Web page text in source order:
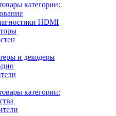
категории:
HDMI
и декодеры
категории: